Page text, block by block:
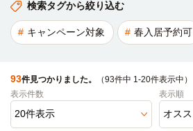
検索タグから絞り込む
キャンペーン対象 春入居予約可
93件見つかりました。
（93件中 1-20件表示中）
表示件数
表示順